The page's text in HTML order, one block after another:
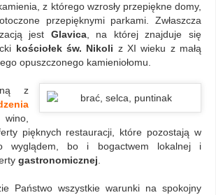
z którego wzrosły przepiękne domy,
przepięknymi parkami. Zwłaszcza
jest Glavica, na której znajduje się
kościołek św. Nikoli z XI wieku z małą
opuszczonego kamieniołomu.
z
pięknych restauracji, które pozostają w
wyglądem, bo i bogactwem lokalnej i
gastronomicznej
Państwo wszystkie warunki na spokojny